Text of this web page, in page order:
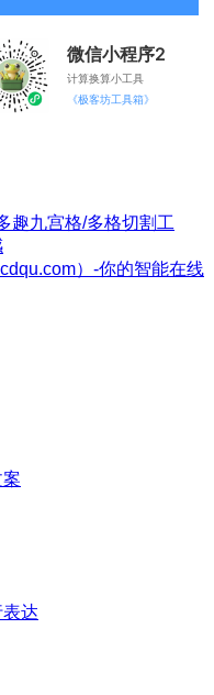
微信小程序2
计算换算小工具
《极客坊工具箱》
趣九宫格/多格切割工
）-你的智能在线
达